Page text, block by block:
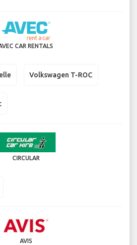
CAR RENTALS
Volkswagen T-ROC
CIRCULAR
AVIS